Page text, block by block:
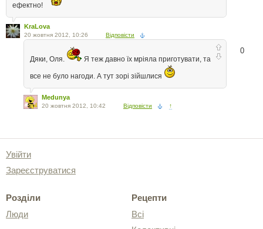
ефектно!
KraLova
20 жовтня 2012, 10:26 Відповісти
0
Дяки, Оля. Я теж давно їх мріяла приготувати, та
все не було нагоди. А тут зорі зійшлися
Medunya
20 жовтня 2012, 10:42 Відповісти ↑
Увійти
Зареєструватися
Розділи
Люди
Рецепти
Всі